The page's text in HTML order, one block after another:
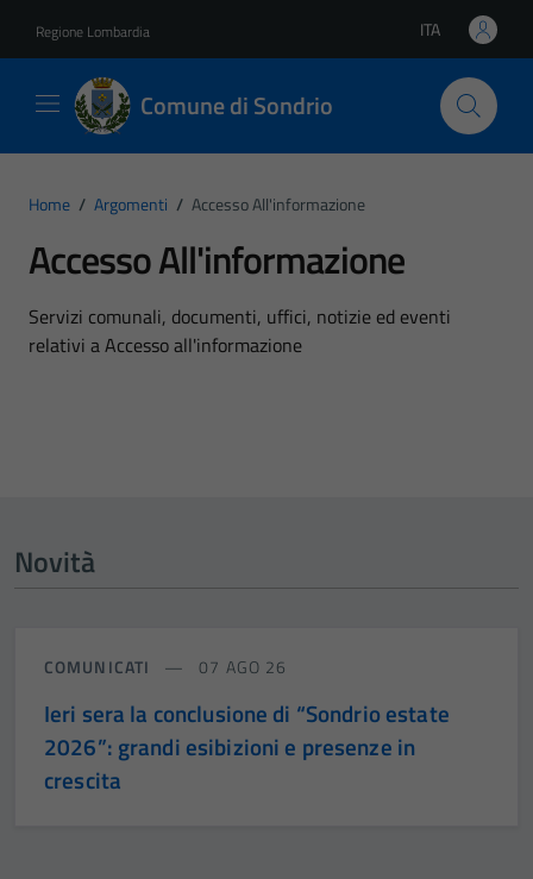
Regione Lombardia Lingua attiva:
ITA
Comune di Sondrio
Home / Argomenti / Accesso All'informazione
Accesso All'informazione
Dettagli dell'argomento
Servizi comunali, documenti, uffici, notizie ed eventi
relativi a Accesso all'informazione
Novità
COMUNICATI 07 AGO 26
Ieri sera la conclusione di “Sondrio estate
2026”: grandi esibizioni e presenze in
crescita